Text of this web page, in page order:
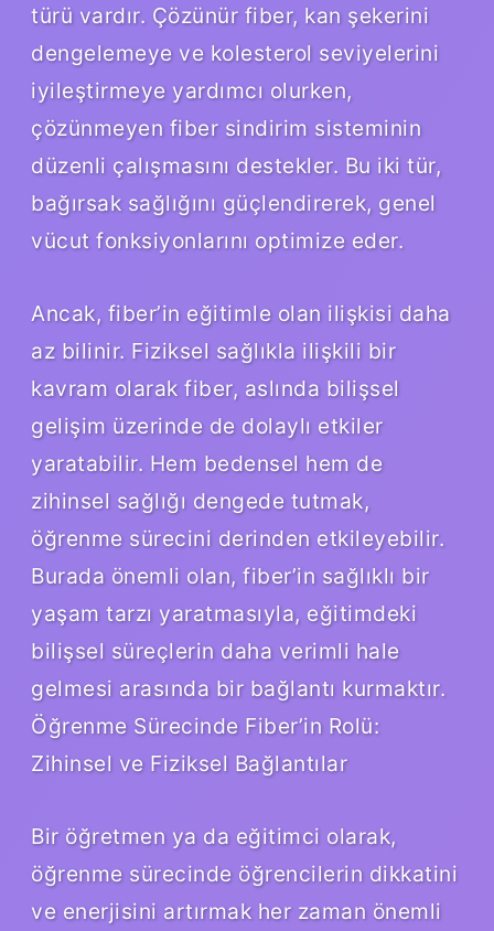
türü vardır. Çözünür fiber, kan şekerini
dengelemeye ve kolesterol seviyelerini
iyileştirmeye yardımcı olurken,
çözünmeyen fiber sindirim sisteminin
düzenli çalışmasını destekler. Bu iki tür,
bağırsak sağlığını güçlendirerek, genel
vücut fonksiyonlarını optimize eder.
Ancak, fiber’in eğitimle olan ilişkisi daha
az bilinir. Fiziksel sağlıkla ilişkili bir
kavram olarak fiber, aslında bilişsel
gelişim üzerinde de dolaylı etkiler
yaratabilir. Hem bedensel hem de
zihinsel sağlığı dengede tutmak,
öğrenme sürecini derinden etkileyebilir.
Burada önemli olan, fiber’in sağlıklı bir
yaşam tarzı yaratmasıyla, eğitimdeki
bilişsel süreçlerin daha verimli hale
gelmesi arasında bir bağlantı kurmaktır.
Öğrenme Sürecinde Fiber’in Rolü:
Zihinsel ve Fiziksel Bağlantılar
Bir öğretmen ya da eğitimci olarak,
öğrenme sürecinde öğrencilerin dikkatini
ve enerjisini artırmak her zaman önemli